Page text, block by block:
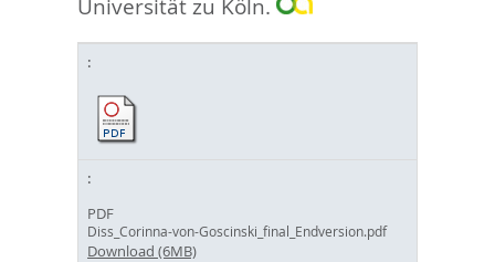
Universität zu Köln.
PDF
Diss_Corinna-von-Goscinski_final_Endversion.pdf
Download (6MB)